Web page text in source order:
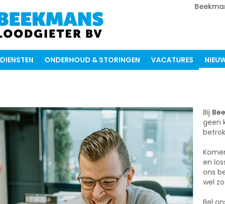
DIENSTEN ONDERHOUD & STORINGEN VACATURES
Bij
geen
en
ons
wel
Bel